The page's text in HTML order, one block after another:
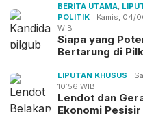
BERITA UTAMA
POLITIK
Kamis, 04/
WIB
Siapa yang
Bertarung di
LIPUTAN KHUSUS
10:56 WIB
Lendot dan
Ekonomi